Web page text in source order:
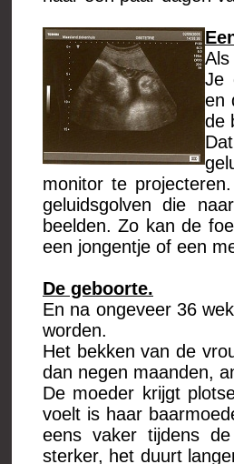
Je
en
de
monitor te
geluidsgolven die
beelden. Zo kan de
een jongentje of een
De geboorte.
En na ongeveer 36
worden.
Het bekken van de
dan negen maanden,
De moeder krijgt
voelt is haar
eens vaker tijdens
sterker, het duurt